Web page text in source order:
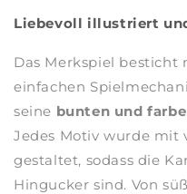
Liebevoll illustriert
Das Merkspiel besticht
einfachen
seine bunten und
Jedes Motiv wurde mit
gestaltet, sodass die
Hingucker sind. Von